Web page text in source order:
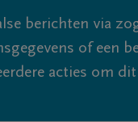
berichten via
of een
acties om